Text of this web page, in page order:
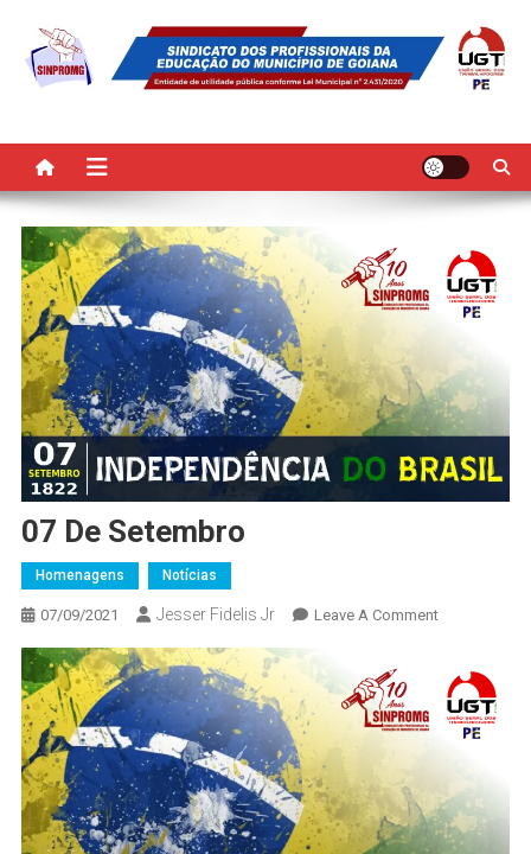
content
07 De Setembro
Homenagens Notícias
07/09/2021 Jesser Fidelis Jr Leave A CommentOn
Setembro